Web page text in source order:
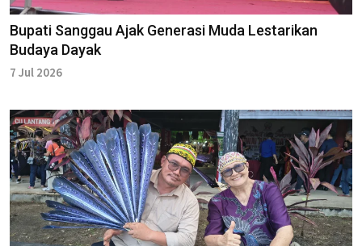
Bupati Sanggau Ajak Generasi Muda Lestarikan
Budaya Dayak
7 Jul 2026